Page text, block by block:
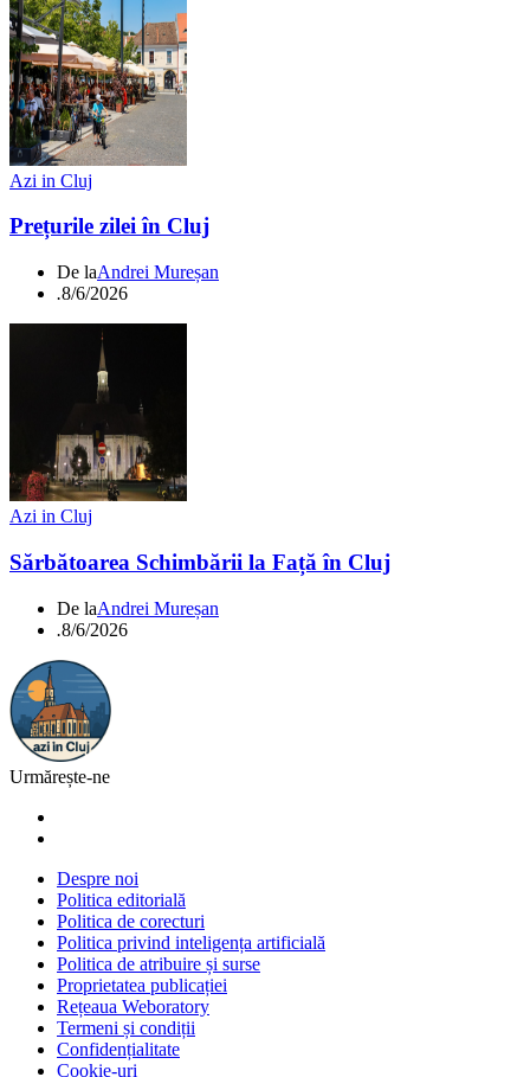
Azi in Cluj
Prețurile zilei în Cluj
De laAndrei Mureșan
.8/6/2026
Azi in Cluj
Sărbătoarea Schimbării la Față în Cluj
De laAndrei Mureșan
.8/6/2026
Urmărește-ne
Despre noi
Politica editorială
Politica de corecturi
Politica privind inteligența artificială
Politica de atribuire și surse
Proprietatea publicației
Rețeaua Weboratory
Termeni și condiții
Confidențialitate
Cookie-uri